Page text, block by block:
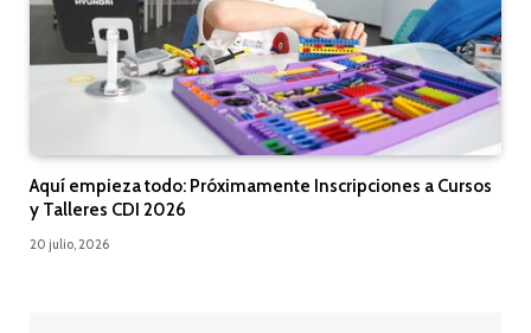
Aquí empieza todo: Próximamente Inscripciones a Cursos
y Talleres CDI 2026
20 julio, 2026